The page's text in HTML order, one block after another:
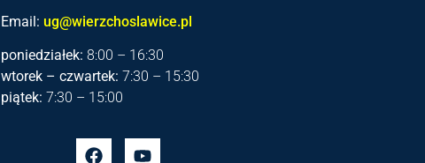
Email: ug@wierzchoslawice.pl
poniedziałek: 8:00 – 16:30
wtorek – czwartek: 7:30 – 15:30
piątek: 7:30 – 15:00